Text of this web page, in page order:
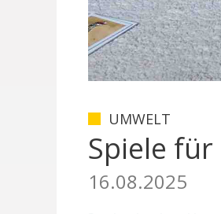
UMWELT
Spiele
16.08.2025